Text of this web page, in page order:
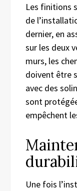
Les finitions
de
dernier, en
sur les deux
murs, les
doivent être
avec des
sont
empêchent
Une fois